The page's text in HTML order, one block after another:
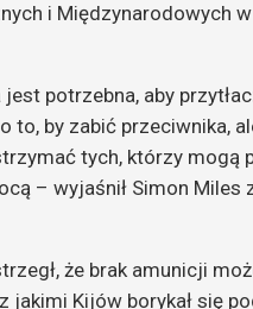
i Międzynarodowych
potrzebna, aby
to, by zabić przeciwnika,
tych, którzy mogą
– wyjaśnił Simon Miles
że brak amunicji
jakimi Kijów borykał się